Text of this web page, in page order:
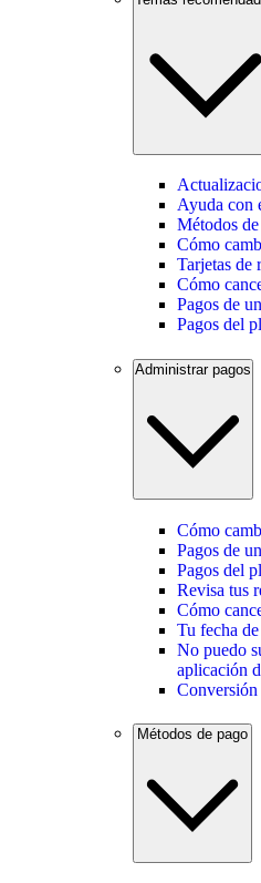
Ayuda con
Métodos
Cómo
Tarjetas de
Cómo
Pagos de
Pagos del
Administrar pagos
Cómo
Pagos de
Pagos del
Revisa tus
Cómo
Tu fecha
No puedo
aplicación
Conversión